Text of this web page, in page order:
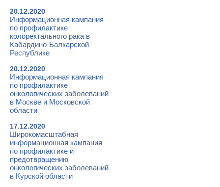
20.12.2020
Информационная кампания
по профилактике
колоректального рака в
Кабардино-Балкарской
Республике
20.12.2020
Информационная кампания
по профилактике
онкологических заболеваний
в Москве и Московской
области
17.12.2020
Широкомасштабная
информационная кампания
по профилактике и
предотвращению
онкологических заболеваний
в Курской области